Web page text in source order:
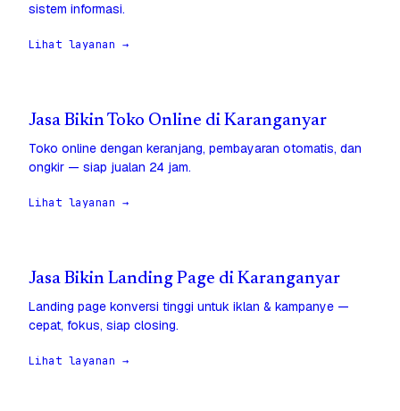
sistem informasi.
Lihat layanan →
Jasa Bikin Toko Online di Karanganyar
Toko online dengan keranjang, pembayaran otomatis, dan
ongkir — siap jualan 24 jam.
Lihat layanan →
Jasa Bikin Landing Page di Karanganyar
Landing page konversi tinggi untuk iklan & kampanye —
cepat, fokus, siap closing.
Lihat layanan →